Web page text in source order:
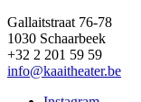
Gallaitstraat 76-78
1030 Schaarbeek
+32 2 201 59 59
info@kaaitheater.be